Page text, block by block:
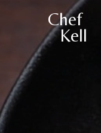
Chef
Kell